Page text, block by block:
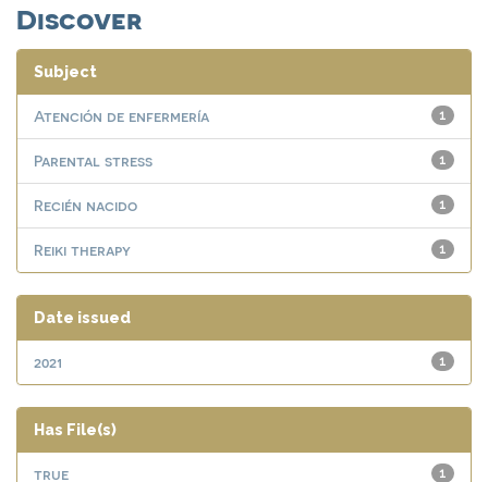
Discover
Subject
1
Atención de enfermería
1
Parental stress
1
Recién nacido
1
Reiki therapy
Date issued
1
2021
Has File(s)
1
true